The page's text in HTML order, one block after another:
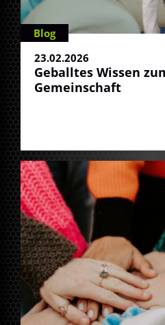
Blog
23.02.2026
Geballtes Wissen
Gemeinschaft